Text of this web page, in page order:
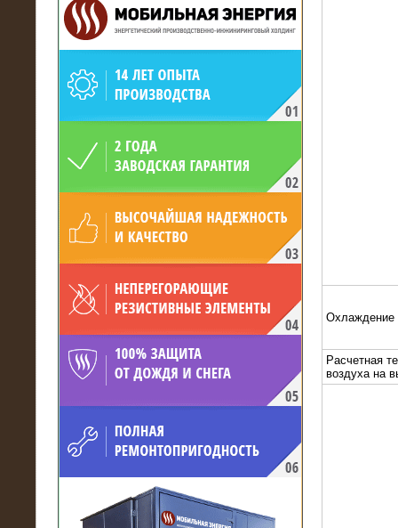
произведён высоковольтный
нагрузочный комплекс 24 МВт с
напряжением 6/10 кВ
15.04.2017
Нагрузочный комплекс 16 МВт с
Охлаждение
Расчетная
воздуха на